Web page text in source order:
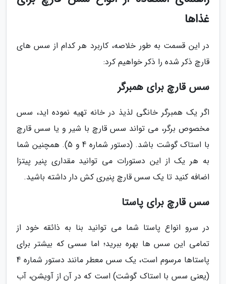
غذاها
در این قسمت به طور خلاصه، کاربرد هر کدام از سس های
قارچ ذکر شده را ذکر خواهیم کرد:
سس قارچ برای همبرگر
اگر یک همبرگر خانگی لذیذ در خانه تهیه نموده اید، سس
مخصوص برگر، می تواند سس قارچ با شیر و یا سس قارچ
با استاک گوشت باشد. (دستور شماره 4 و 5). همچنین شما
به هر یک از این دستورات می توانید مقداری پنیر پیتزا
اضافه کنید تا یک سس قارچ پنیری کش دار داشته باشید.
سس قارچ برای پاستا
در سرو انواع پاستا شما می توانید بنا به ذائقه خود از
تمامی این سس ها بهره ببرید؛ اما سسی که بیشتر برای
پاستاها مرسوم است، یک سس معطر مانند دستور شماره 4
(یعنی سس با استاک گوشت) است که در آن از آویشن، آب